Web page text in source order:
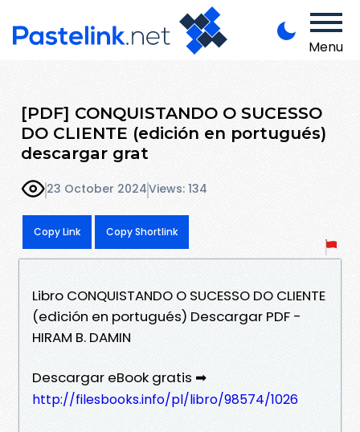
Menu
[PDF] CONQUISTANDO O SUCESSO
DO CLIENTE (edición en portugués)
descargar grat
23 October 2024Views: 134
Copy Link Copy Shortlink
Libro CONQUISTANDO O SUCESSO DO CLIENTE
(edición en portugués) Descargar PDF -
HIRAM B. DAMIN
Descargar eBook gratis ➡
http://filesbooks.info/pl/libro/98574/1026